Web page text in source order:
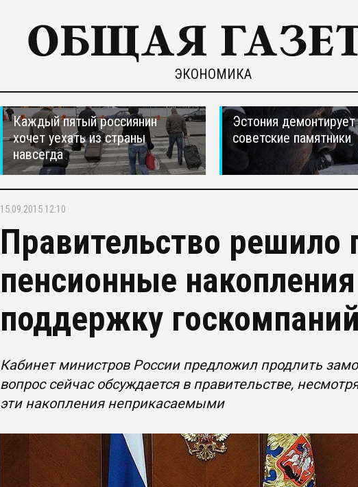
ЭКОНОМИКА
Каждый пятый россиянин
хочет уехать из страны
навсегда
Эстония
советские памятники
15.09.2015 12:10
Правительство решило
пенсионные
поддержку госкомпаний
Кабинет министров России предложил продлить
вопрос сейчас обсуждается в правительстве,
эти накопления неприкасаемыми